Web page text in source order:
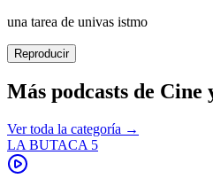
una tarea de univas istmo
Reproducir
Más podcasts de Cine
Ver toda la categoría →
LA BUTACA 5